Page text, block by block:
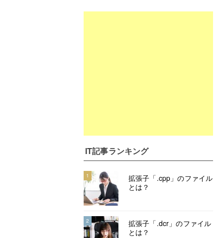
IT記事ランキング
1
拡張子「.cpp」のファイル
とは？
2
拡張子「.dcr」のファイル
とは？